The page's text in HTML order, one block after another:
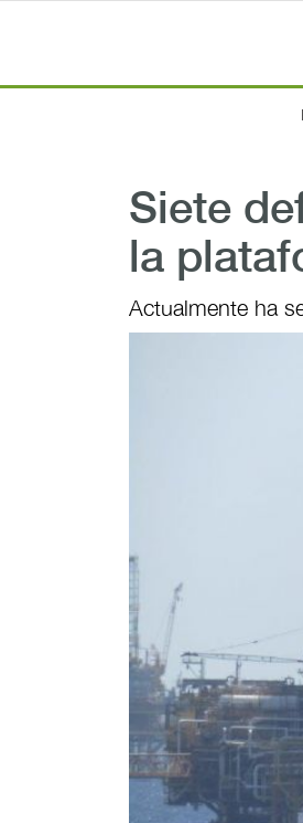
Siete
la
Actualmente ha